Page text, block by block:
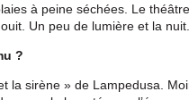
à peine séchées. Le
Un peu de lumière et la nuit.
?
la sirène » de Lampedusa.